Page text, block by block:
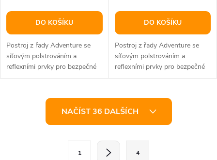
DO KOŠÍKU
Postroj z řady Adventure se
síťovým polstrováním a
reflexními prvky pro bezpečné
užívání.
DO KOŠÍKU
Postroj z řady Adventure se
síťovým polstrováním a
reflexními prvky pro bezpečné
užívání.
NAČÍST 36 DALŠÍCH
1 4